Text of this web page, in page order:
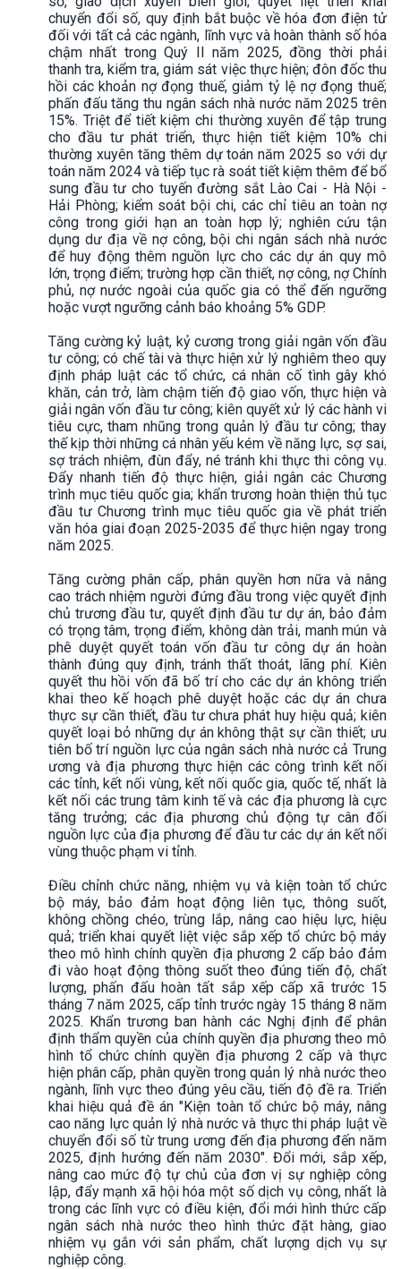
chuyển đổi số, quy định bắt buộc về hóa đơn điện tử
đối với tất cả các ngành, lĩnh vực và hoàn thành số hóa
chậm nhất trong Quý II năm 2025, đồng thời phải
thanh tra, kiểm tra, giám sát việc thực hiện; đôn đốc thu
hồi các khoản nợ đọng thuế, giảm tỷ lệ nợ đọng thuế;
phấn đấu tăng thu ngân sách nhà nước năm 2025 trên
15%. Triệt để tiết kiệm chi thường xuyên để tập trung
cho đầu tư phát triển, thực hiện tiết kiệm 10% chi
thường xuyên tăng thêm dự toán năm 2025 so với dự
toán năm 2024 và tiếp tục rà soát tiết kiệm thêm để bổ
sung đầu tư cho tuyến đường sắt Lào Cai - Hà Nội -
Hải Phòng; kiểm soát bội chi, các chỉ tiêu an toàn nợ
công trong giới hạn an toàn hợp lý; nghiên cứu tận
dụng dư địa về nợ công, bội chi ngân sách nhà nước
để huy động thêm nguồn lực cho các dự án quy mô
lớn, trọng điểm; trường hợp cần thiết, nợ công, nợ Chính
phủ, nợ nước ngoài của quốc gia có thể đến ngưỡng
hoặc vượt ngưỡng cảnh báo khoảng 5% GDP.
Tăng cường kỷ luật, kỷ cương trong giải ngân vốn đầu
tư công; có chế tài và thực hiện xử lý nghiêm theo quy
định pháp luật các tổ chức, cá nhân cố tình gây khó
khăn, cản trở, làm chậm tiến độ giao vốn, thực hiện và
giải ngân vốn đầu tư công; kiên quyết xử lý các hành vi
tiêu cực, tham nhũng trong quản lý đầu tư công; thay
thế kịp thời những cá nhân yếu kém về năng lực, sợ sai,
sợ trách nhiệm, đùn đẩy, né tránh khi thực thi công vụ.
Đẩy nhanh tiến độ thực hiện, giải ngân các Chương
trình mục tiêu quốc gia; khẩn trương hoàn thiện thủ tục
đầu tư Chương trình mục tiêu quốc gia về phát triển
văn hóa giai đoạn 2025-2035 để thực hiện ngay trong
năm 2025.
Tăng cường phân cấp, phân quyền hơn nữa và nâng
cao trách nhiệm người đứng đầu trong việc quyết định
chủ trương đầu tư, quyết định đầu tư dự án, bảo đảm
có trọng tâm, trọng điểm, không dàn trải, manh mún và
phê duyệt quyết toán vốn đầu tư công dự án hoàn
thành đúng quy định, tránh thất thoát, lãng phí. Kiên
quyết thu hồi vốn đã bố trí cho các dự án không triển
khai theo kế hoạch phê duyệt hoặc các dự án chưa
thực sự cần thiết, đầu tư chưa phát huy hiệu quả; kiên
quyết loại bỏ những dự án không thật sự cần thiết; ưu
tiên bố trí nguồn lực của ngân sách nhà nước cả Trung
ương và địa phương thực hiện các công trình kết nối
các tỉnh, kết nối vùng, kết nối quốc gia, quốc tế, nhất là
kết nối các trung tâm kinh tế và các địa phương là cực
tăng trưởng; các địa phương chủ động tự cân đối
nguồn lực của địa phương để đầu tư các dự án kết nối
vùng thuộc phạm vi tỉnh.
Điều chỉnh chức năng, nhiệm vụ và kiện toàn tổ chức
bộ máy, bảo đảm hoạt động liên tục, thông suốt,
không chồng chéo, trùng lắp, nâng cao hiệu lực, hiệu
quả; triển khai quyết liệt việc sắp xếp tổ chức bộ máy
theo mô hình chính quyền địa phương 2 cấp bảo đảm
đi vào hoạt động thông suốt theo đúng tiến độ, chất
lượng, phấn đấu hoàn tất sắp xếp cấp xã trước 15
tháng 7 năm 2025, cấp tỉnh trước ngày 15 tháng 8 năm
2025. Khẩn trương ban hành các Nghị định để phân
định thẩm quyền của chính quyền địa phương theo mô
hình tổ chức chính quyền địa phương 2 cấp và thực
hiện phân cấp, phân quyền trong quản lý nhà nước theo
ngành, lĩnh vực theo đúng yêu cầu, tiến độ đề ra. Triển
khai hiệu quả đề án "Kiện toàn tổ chức bộ máy, nâng
cao năng lực quản lý nhà nước và thực thi pháp luật về
chuyển đổi số từ trung ương đến địa phương đến năm
2025, định hướng đến năm 2030". Đổi mới, sắp xếp,
nâng cao mức độ tự chủ của đơn vị sự nghiệp công
lập, đẩy mạnh xã hội hóa một số dịch vụ công, nhất là
trong các lĩnh vực có điều kiện, đổi mới hình thức cấp
ngân sách nhà nước theo hình thức đặt hàng, giao
nhiệm vụ gắn với sản phẩm, chất lượng dịch vụ sự
nghiệp công.